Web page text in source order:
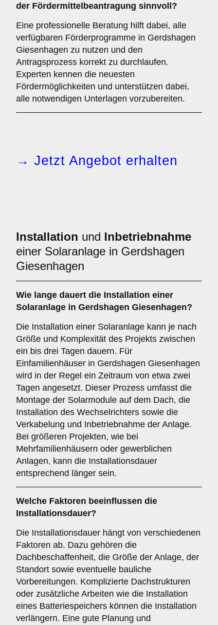
der Fördermittelbeantragung sinnvoll?
Eine professionelle Beratung hilft dabei, alle
verfügbaren Förderprogramme in Gerdshagen
Giesenhagen zu nutzen und den
Antragsprozess korrekt zu durchlaufen.
Experten kennen die neuesten
Fördermöglichkeiten und unterstützen dabei,
alle notwendigen Unterlagen vorzubereiten.
→ Jetzt Angebot erhalten
Installation und Inbetriebnahme
einer Solaranlage in Gerdshagen
Giesenhagen
Wie lange dauert die Installation einer
Solaranlage in Gerdshagen Giesenhagen?
Die Installation einer Solaranlage kann je nach
Größe und Komplexität des Projekts zwischen
ein bis drei Tagen dauern. Für
Einfamilienhäuser in Gerdshagen Giesenhagen
wird in der Regel ein Zeitraum von etwa zwei
Tagen angesetzt. Dieser Prozess umfasst die
Montage der Solarmodule auf dem Dach, die
Installation des Wechselrichters sowie die
Verkabelung und Inbetriebnahme der Anlage.
Bei größeren Projekten, wie bei
Mehrfamilienhäusern oder gewerblichen
Anlagen, kann die Installationsdauer
entsprechend länger sein.
Welche Faktoren beeinflussen die
Installationsdauer?
Die Installationsdauer hängt von verschiedenen
Faktoren ab. Dazu gehören die
Dachbeschaffenheit, die Größe der Anlage, der
Standort sowie eventuelle bauliche
Vorbereitungen. Komplizierte Dachstrukturen
oder zusätzliche Arbeiten wie die Installation
eines Batteriespeichers können die Installation
verlängern. Eine gute Planung und